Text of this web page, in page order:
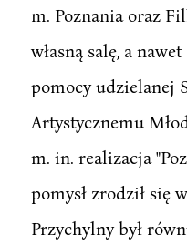
m. Poznania oraz
własną salę, a
pomocy udzielanej
Artystycznemu
m. in. realizacja
pomysł zrodził się
Przychylny był